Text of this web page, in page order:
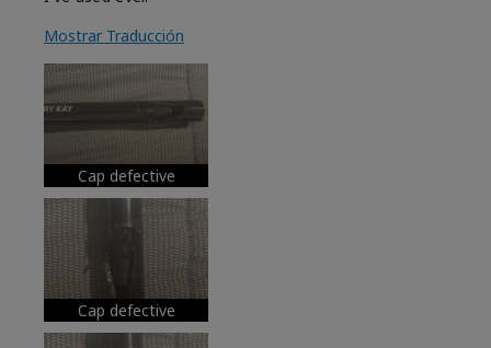
Mostrar Traducción
Cap defective
Cap defective